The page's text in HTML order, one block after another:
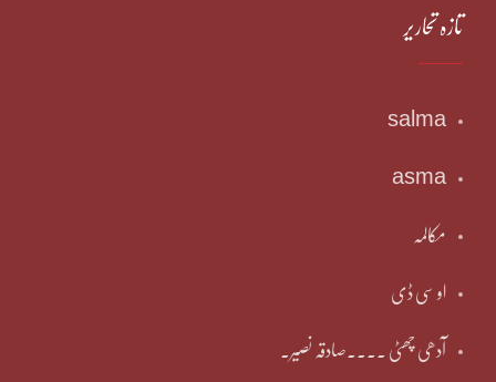
تازہ تحاریر
salma
asma
مکالمہ
او سی ڈی
آدھی چھٹی ۔۔۔۔صادقہ نصیر۔